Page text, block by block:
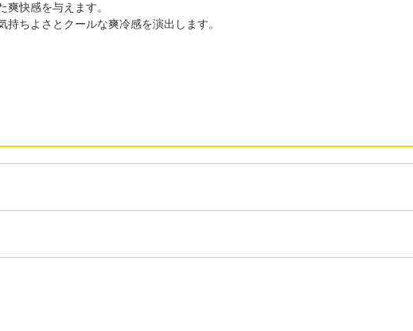
快感を与えます。
ちよさとクールな爽冷感を演出します。